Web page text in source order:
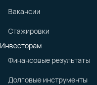
Вакансии
Стажировки
Инвесторам
Финансовые результаты
Долговые инструменты